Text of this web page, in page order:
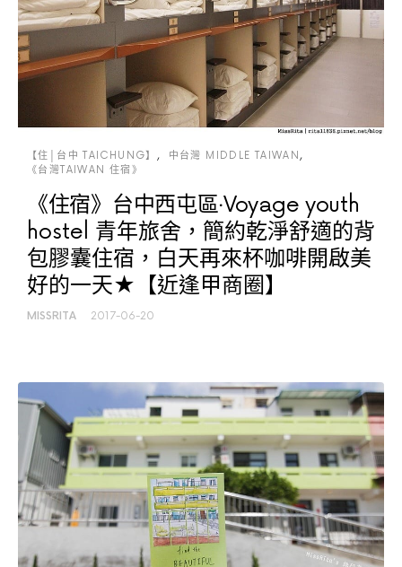
【住│台中 TAICHUNG】
中台灣 MIDDLE TAIWAN
《台灣TAIWAN 住宿》
《住宿》台中西屯區‧Voyage youth
hostel 青年旅舍，簡約乾淨舒適的背
包膠囊住宿，白天再來杯咖啡開啟美
好的一天★【近逢甲商圈】
MISSRITA 2017-06-20